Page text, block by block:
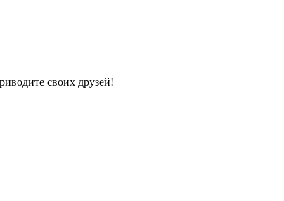
своих друзей!